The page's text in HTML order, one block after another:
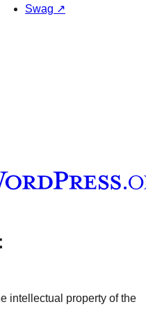
Swag ↗
channel
Tumblr account
intellectual property of the